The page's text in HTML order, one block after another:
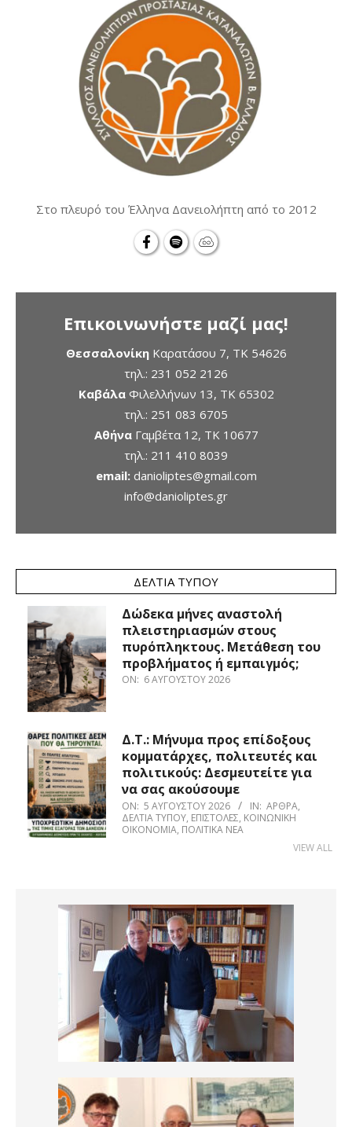
Στο πλευρό του Έλληνα Δανειολήπτη από το 2012
Επικοινωνήστε μαζί μας!
ΘεσσαλονίκηΚαρατάσου 7, TK 54626
τηλ.: 231 052 2126
ΚαβάλαΦιλελλήνων 13, ΤΚ 65302
τηλ.: 251 083 6705
ΑθήναΓαμβέτα 12, ΤΚ 10677
τηλ.: 211 410 8039
email: danioliptes@gmail.com
info@danioliptes.gr
ΔΕΛΤΊΑ ΤΎΠΟΥ
Δώδεκα μήνες αναστολή
πλειστηριασμών στους
πυρόπληκτους. Μετάθεση του
προβλήματος ή εμπαιγμός;
ON: 6 ΑΥΓΟΎΣΤΟΥ 2026
Δ.Τ.: Μήνυμα προς επίδοξους
κομματάρχες, πολιτευτές και
πολιτικούς: Δεσμευτείτε για
να σας ακούσουμε
ON: 5 ΑΥΓΟΎΣΤΟΥ 2026 IN: ΆΡΘΡΑ,
ΔΕΛΤΊΑ ΤΎΠΟΥ, ΕΠΙΣΤΟΛΈΣ, ΚΟΙΝΩΝΙΚΉ
ΟΙΚΟΝΟΜΊΑ, ΠΟΛΙΤΙΚΆ ΝΈΑ
VIEW ALL